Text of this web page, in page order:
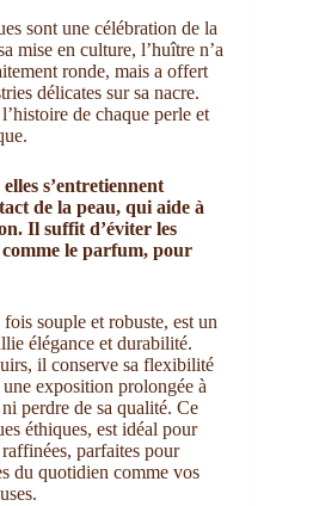
sont une célébration de la
mise en culture, l’huître n’a
ronde, mais a offert
délicates sur sa nacre.
de chaque perle et
s’entretiennent
de la peau, qui aide à
Il suffit d’éviter les
le parfum, pour
souple et robuste, est un
élégance et durabilité.
il conserve sa flexibilité
exposition prolongée à
perdre de sa qualité. Ce
éthiques, est idéal pour
parfaites pour
du quotidien comme vos